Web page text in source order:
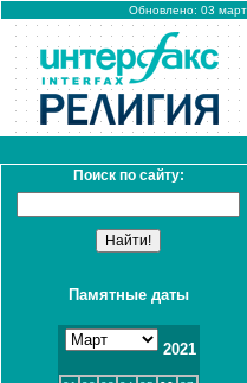
Обновлено: 03
Поиск по сайту:
Памятные даты
2021